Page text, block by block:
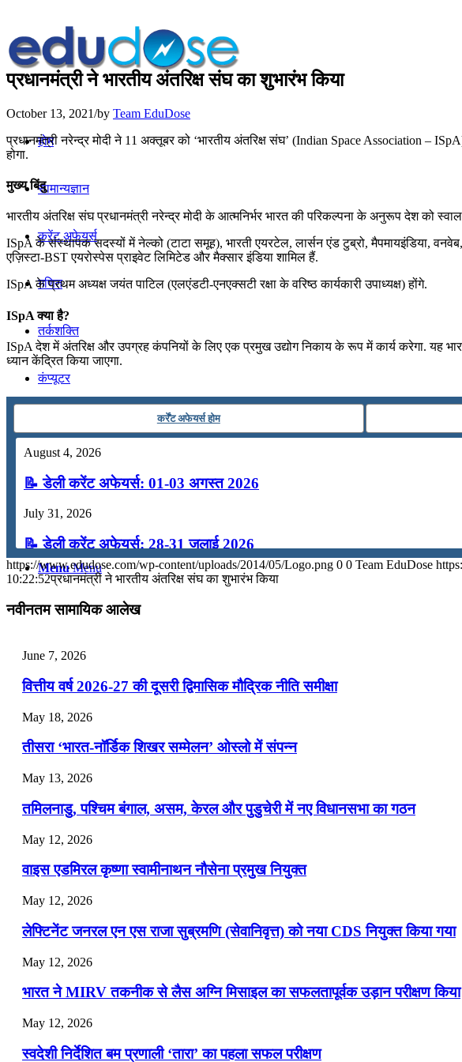
होम
सामान्यज्ञान
करेंट अफेयर्स
गणित
तर्कशक्ति
कंप्यूटर
मॉक टेस्ट
टुडेज जीके
Menu Menu
प्रधानमंत्री ने भारतीय अंतरिक्ष संघ का शुभारंभ किया
October 13, 2021/by Team EduDose
प्रधानमंत्री नरेन्द्र मोदी ने 11 अक्तूबर को ‘भारतीय अंतरिक्ष संघ’ (Indian Space Association –
होगा.
मुख्य बिंदु
भारतीय अंतरिक्ष संघ प्रधानमंत्री नरेन्द्र मोदी के आत्मनिर्भर भारत की परिकल्पना के अनुरूप देश को
ISpA के संस्थापक सदस्यों में नेल्को (टाटा समूह), भारती एयरटेल, लार्सन एंड टुब्रो, मैपमायइंडिया,
एज़िस्टा-BST एयरोस्पेस प्राइवेट लिमिटेड और मैक्सार इंडिया शामिल हैं.
ISpA के प्रथम अध्यक्ष जयंत पाटिल (एलएंडटी-एनएक्सटी रक्षा के वरिष्ठ कार्यकारी उपाध्यक्ष) होंगे.
ISpA क्या है?
ISpA देश में अंतरिक्ष और उपग्रह कंपनियों के लिए एक प्रमुख उद्योग निकाय के रूप में कार्य करेगा. यह
ध्यान केंद्रित किया जाएगा.
कर्रेंट अफेयर्स होम
August 4, 2026
📝 डेली करेंट अफेयर्स: 01-03 अगस्त 2026
July 31, 2026
📝 डेली करेंट अफेयर्स: 28-31 जुलाई 2026
July 28, 2026
📝 डेली करेंट अफेयर्स: 25-27 जुलाई 2026
📝 डेली करेंट अफेयर्स: 22-24 जुलाई 2026
July 22, 2026
📝 डेली करेंट अफेयर्स: 19-21 जुलाई 2026
July 19, 2026
📝 डेली करेंट अफेयर्स: 16-18 जुलाई 2026
July 16, 2026
📝 डेली करेंट अफेयर्स: 13-15 जुलाई 2026
https://www.edudose.com/wp-content/uploads/2014/05/Logo.png 0 0 Team EduDose
10:22:52प्रधानमंत्री ने भारतीय अंतरिक्ष संघ का शुभारंभ किया
नवीनतम सामायिक आलेख
June 7, 2026
वित्तीय वर्ष 2026-27 की दूसरी द्विमासिक मौद्रिक नीति समीक्षा
May 18, 2026
तीसरा ‘भारत-नॉर्डिक शिखर सम्मेलन’ ओस्लो में संपन्न
May 13, 2026
तमिलनाडु, पश्चिम बंगाल, असम, केरल और पुडुचेरी में नए विधानसभा का गठन
May 12, 2026
वाइस एडमिरल कृष्णा स्वामीनाथन नौसेना प्रमुख नियुक्त
May 12, 2026
लेफ्टिनेंट जनरल एन एस राजा सुब्रमणि (सेवानिवृत्त) को नया CDS नियुक्त किया गया
May 12, 2026
भारत ने MIRV तकनीक से लैस अग्नि मिसाइल का सफलतापूर्वक उड़ान परीक्षण किया
May 12, 2026
स्वदेशी निर्देशित बम प्रणाली ‘तारा’ का पहला सफल परीक्षण